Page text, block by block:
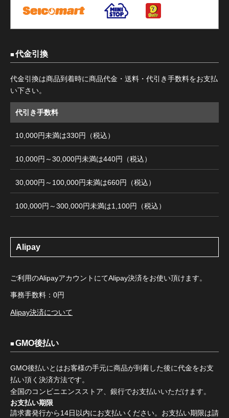
代金引換
代金引換は商品到着時に商品代金・送料・代引き手数料をお支払
い下さい。
代引き手数料
10,000円未満は330円（税込）
10,000円～30,000円未満は440円（税込）
30,000円～100,000円未満は660円（税込）
100,000円～300,000円未満は1,100円（税込）
Alipay
ご利用のAlipayアカウントにてAlipay決済をお使い頂けます。
事務手数料：0円
Alipay決済について
GMO後払い
GMO後払いとはお客様の手元に商品が到着した後に代金をお支
払い頂く決済方法です。
全国のコンビニエンスストア、銀行でお支払いいただけます。
お支払い期限
請求書発行から14日以内にお支払いください。お支払い期限は請